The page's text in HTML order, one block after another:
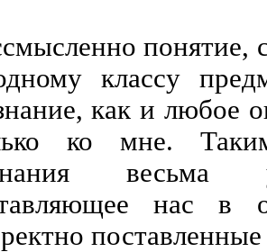
классу
как и любое
ко мне.
весьма
нас в